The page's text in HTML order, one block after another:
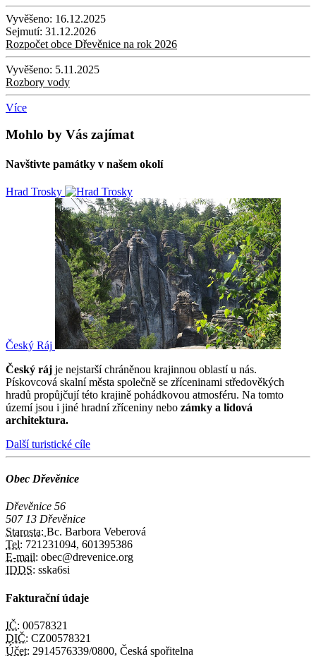
Vyvěšeno: 16.12.2025
Sejmutí: 31.12.2026
Rozpočet obce Dřevěnice na rok 2026
Vyvěšeno: 5.11.2025
Rozbory vody
Více
Mohlo by Vás zajímat
Navštivte památky v našem okolí
Hrad Trosky
Český Ráj
Český ráj je nejstarší chráněnou krajinnou oblastí u nás.
Pískovcová skalní města společně se zříceninami středověkých
hradů propůjčují této krajině pohádkovou atmosféru. Na tomto
území jsou i jiné hradní zříceniny nebo zámky a lidová
architektura.
Další turistické cíle
Obec Dřevěnice
Dřevěnice 56
507 13 Dřevěnice
Starosta: Bc. Barbora Veberová
Tel: 721231094, 601395386
E-mail: obec@drevenice.org
IDDS: sska6si
Fakturační údaje
IČ: 00578321
DIČ: CZ00578321
Účet: 2914576339/0800, Česká spořitelna